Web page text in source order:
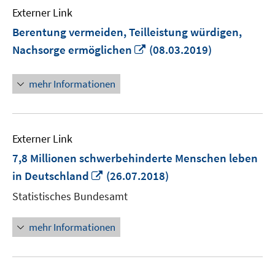
Externer Link
Berentung vermeiden, Teilleistung würdigen,
Nachsorge ermöglichen
In
(08.03.2019)
mehr Informationen
Externer Link
7,8 Millionen schwerbehinderte Menschen leben
in Deutschland
In
Fenster
öffnen
(26.07.2018)
Statistisches Bundesamt
mehr Informationen